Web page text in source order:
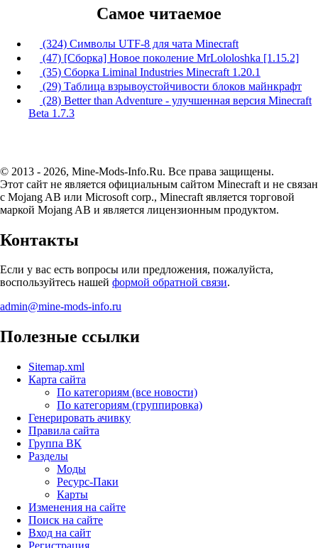
Самое читаемое
(324) Символы UTF-8 для чата Minecraft
(47) [Сборка] Новое поколение MrLololoshka [1.15.2]
(35) Сборка Liminal Industries Minecraft 1.20.1
(29) Таблица взрывоустойчивости блоков майнкрафт
(28) Better than Adventure - улучшенная версия Minecraft
Beta 1.7.3
© 2013 - 2026, Mine-Mods-Info.Ru. Все права защищены.
Этот сайт не является официальным сайтом Minecraft и не связан
с Mojang AB или Microsoft corp., Minecraft является торговой
маркой Mojang AB и является лицензионным продуктом.
Контакты
Если у вас есть вопросы или предложения, пожалуйста,
воспользуйтесь нашей формой обратной связи.
admin@mine-mods-info.ru
Полезные ссылки
Sitemap.xml
Карта сайта
По категориям (все новости)
По категориям (группировка)
Генерировать ачивку
Правила сайта
Группа ВК
Разделы
Моды
Ресурс-Паки
Карты
Изменения на сайте
Поиск на сайте
Вход на сайт